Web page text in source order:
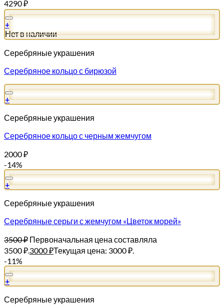
4290₽
+
Нет в наличии
Серебряные украшения
Серебряное кольцо с бирюзой
+
Серебряные украшения
Серебряное кольцо с черным жемчугом
2000₽
-14%
+
Серебряные украшения
Серебряные серьги с жемчугом «Цветок морей»
3500₽ Первоначальная цена составляла
3500 ₽.3000₽Текущая цена: 3000 ₽.
-11%
+
Серебряные украшения